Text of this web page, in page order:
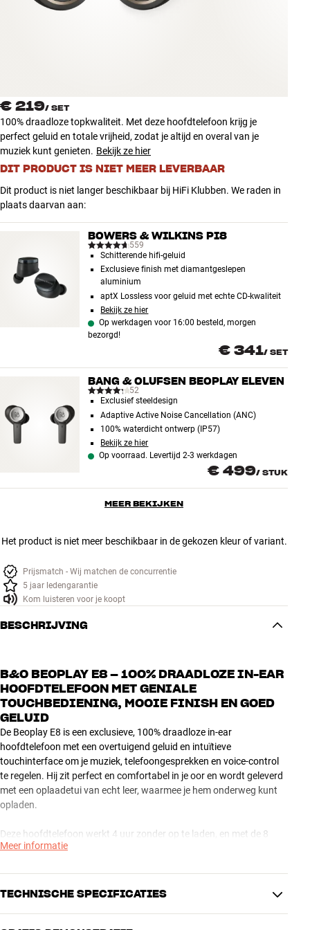
Accessoires
NIEUW
AANBIEDINGEN
Winkels
Klantenservice
€ 219/ SET
100% draadloze topkwaliteit. Met deze hoofdtelefoon krijg je
perfect geluid en totale vrijheid, zodat je altijd en overal van je
muziek kunt genieten. Bekijk ze hier
DIT PRODUCT IS NIET MEER LEVERBAAR
Dit product is niet langer beschikbaar bij HiFi Klubben. We raden in
plaats daarvan aan:
BOWERS & WILKINS PI8
559
Schitterende hifi-geluid
Exclusieve finish met diamantgeslepen
aluminium
aptX Lossless voor geluid met echte CD-kwaliteit
Bekijk ze hier
Op werkdagen voor 16:00 besteld, morgen
bezorgd!
€ 341/ SET
BANG & OLUFSEN BEOPLAY ELEVEN
52
Exclusief steeldesign
Adaptive Active Noise Cancellation (ANC)
100% waterdicht ontwerp (IP57)
Bekijk ze hier
Op voorraad. Levertijd 2-3 werkdagen
€ 499/ STUK
MEER BEKIJKEN
Het product is niet meer beschikbaar in de gekozen kleur of variant.
Prijsmatch - Wij matchen de concurrentie
5 jaar ledengarantie
Kom luisteren voor je koopt
BESCHRIJVING
B&O BEOPLAY E8 – 100% DRAADLOZE IN-EAR
HOOFDTELEFOON MET GENIALE
TOUCHBEDIENING, MOOIE FINISH EN GOED
GELUID
De Beoplay E8 is een exclusieve, 100% draadloze in-ear
hoofdtelefoon met een overtuigend geluid en intuïtieve
touchinterface om je muziek, telefoongesprekken en voice-control
te regelen. Hij zit perfect en comfortabel in je oor en wordt geleverd
met een oplaadetui van echt leer, waarmee je hem onderweg kunt
opladen.
Deze hoofdtelefoon werkt 4 uur zonder op te laden, en met de 8
extra uren van het oplaadetui kun je de hele dag van de E8 genieten.
in één keer 12 uur afspeeltijd erbij krijgt. En het opladen begint
zodra je de oordopjes in het etui legt.
Meer informatie
TECHNISCHE SPECIFICATIES